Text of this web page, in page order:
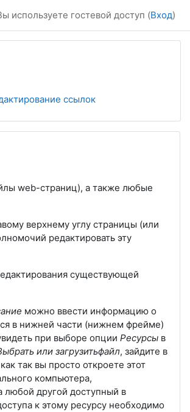
используете гостевой доступ (Вход)
ссылок
web-страниц), а также любые
верхнему углу страницы (или
редактировать эту
существующей
можно ввести информацию о
в нижней части (нижнем фрейме)
при выборе опции Ресурсы в
или загрузитьфайл, зайдите в
так вы просто откроете этот
компьютера,
любой другой доступный в
к этому ресурсу необходимо